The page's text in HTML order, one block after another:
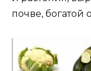
почве, богатой